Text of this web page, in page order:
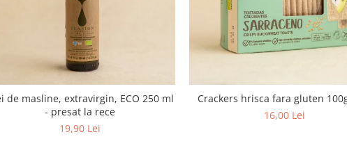
de masline, extravirgin, ECO 250 ml
- presat la rece
19,90 Lei
Crackers hrisca fara gluten
16,00 Lei